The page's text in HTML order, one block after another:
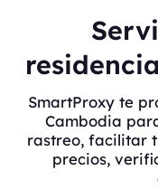
SmartProxy te
Cambodia
rastreo, facilitar
precios,